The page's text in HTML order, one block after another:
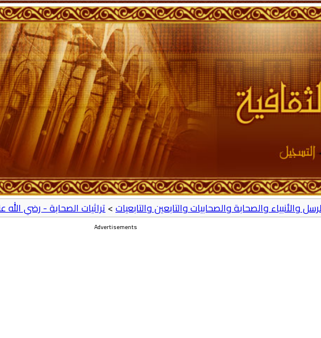
والأنبياء والصحابة والصحابيات والتابعين والتابعيات>تراثيات الصحابة - رضي الله
Advertisements